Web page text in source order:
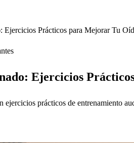
Ejercicios Prácticos para Mejorar Tu
Ejercicios
ejercicios prácticos de entrenamiento